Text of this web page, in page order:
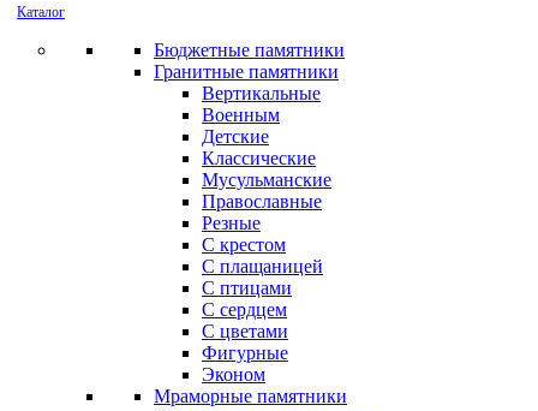
Каталог
Бюджетные памятники
Гранитные памятники
Вертикальные
Военным
Детские
Классические
Мусульманские
Православные
Резные
С крестом
С плащаницей
С птицами
С сердцем
С цветами
Фигурные
Эконом
Мраморные памятники